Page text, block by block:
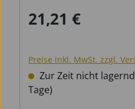
Regulärer Preis:
21,21 €
Preise inkl. MwSt. zzgl.
Zur Zeit nicht
Tage)